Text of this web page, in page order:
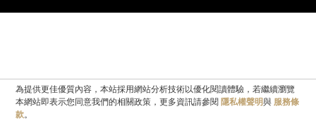
為提供更佳優質內容，本站採用網站分析技術以優化閱讀體驗，若繼續瀏覽
本網站即表示您同意我們的相關政策，更多資訊請參閱 隱私權聲明與 服務條
款。